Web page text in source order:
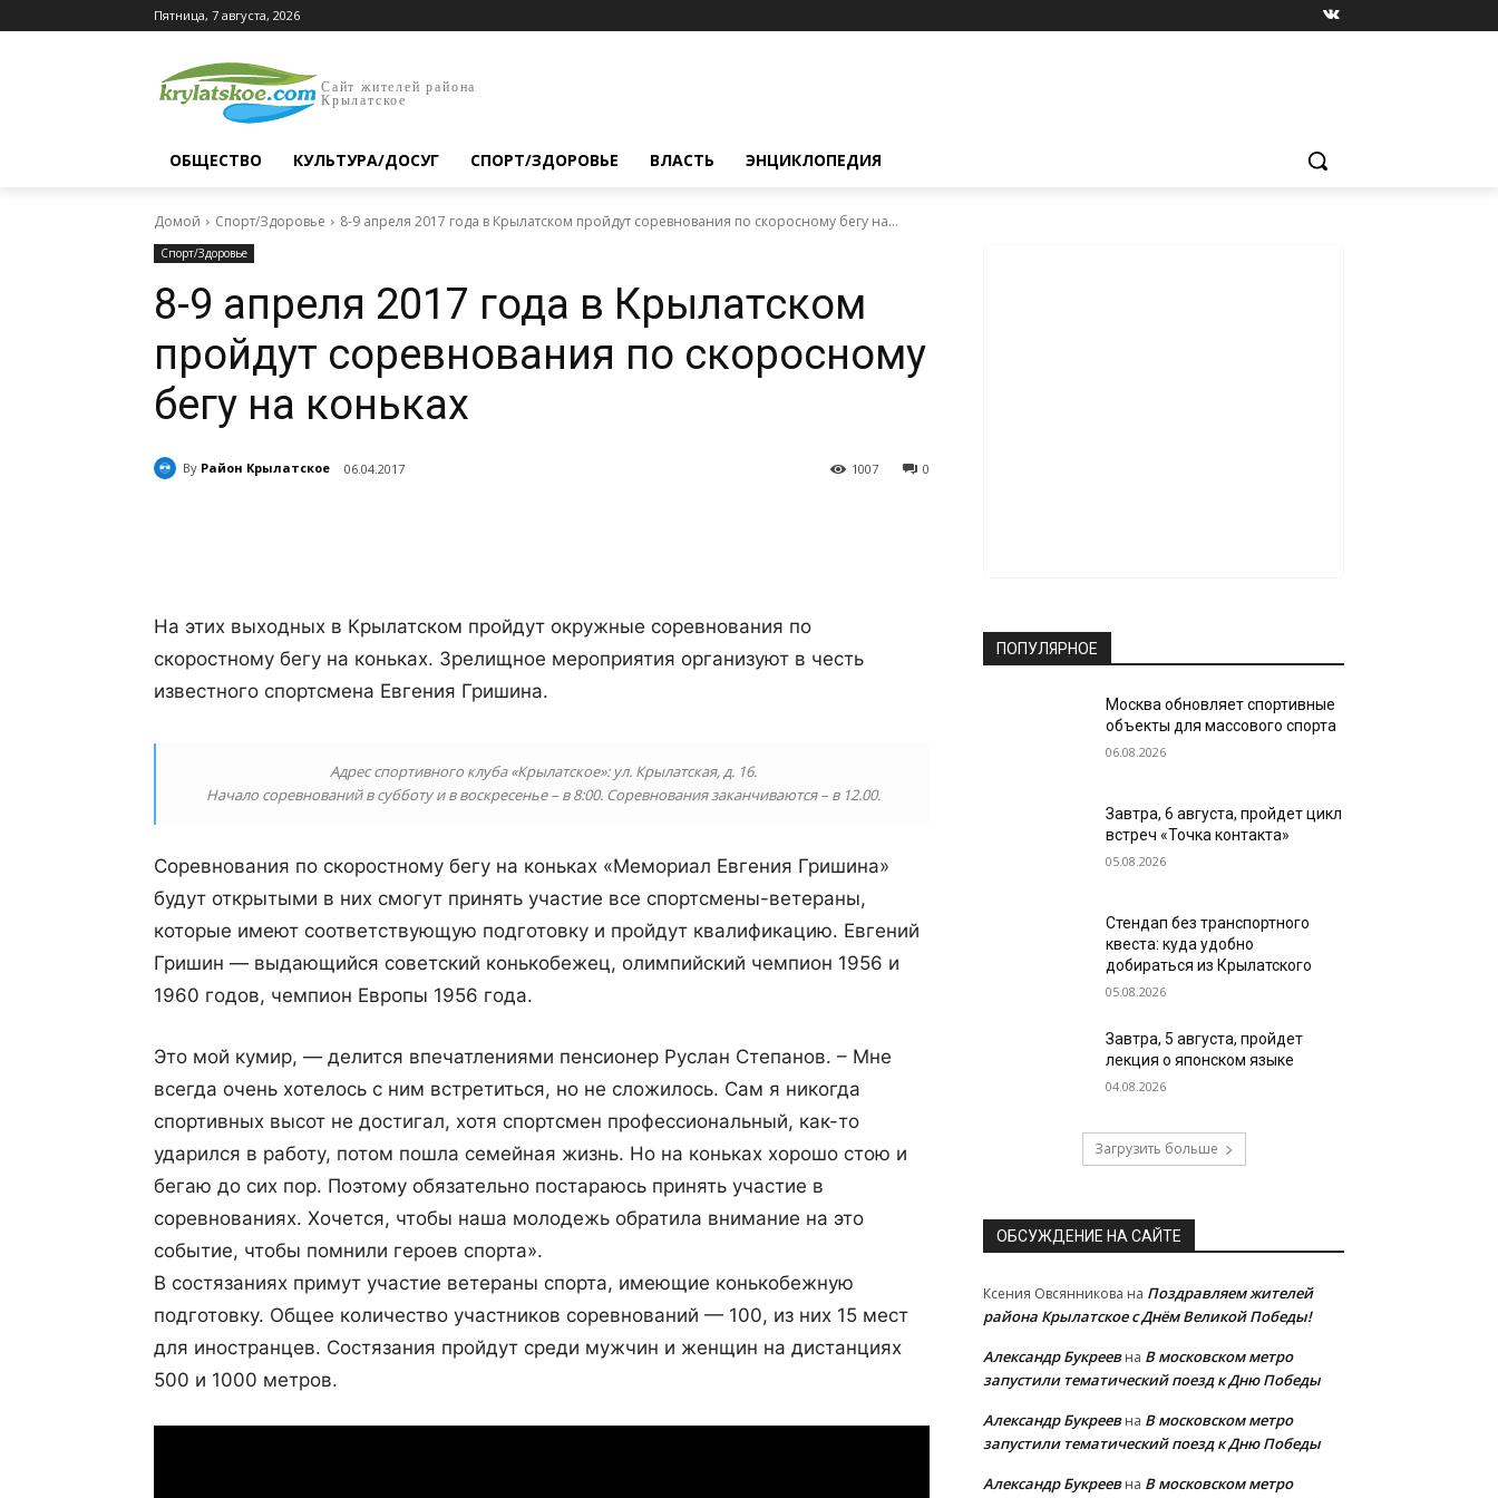
Пятница, 7 августа, 2026
Сайт жителей района
Крылатское
ОБЩЕСТВО КУЛЬТУРА/ДОСУГ СПОРТ/ЗДОРОВЬЕ ВЛАСТЬ ЭНЦИКЛОПЕДИЯ
Домой Спорт/Здоровье 8-9 апреля 2017 года в Крылатском пройдут соревнования по скоросному бегу на...
Спорт/Здоровье
8-9 апреля 2017 года в Крылатском
пройдут соревнования по скоросному
бегу на коньках
By Район Крылатское 06.04.2017 0
1007
На этих выходных в Крылатском пройдут окружные соревнования по
скоростному бегу на коньках. Зрелищное мероприятия организуют в честь
известного спортсмена Евгения Гришина.
Адрес спортивного клуба «Крылатское»: ул. Крылатская, д. 16.
Начало соревнований в субботу и в воскресенье – в 8:00. Соревнования заканчиваются – в 12.00.
Соревнования по скоростному бегу на коньках «Мемориал Евгения Гришина»
будут открытыми в них смогут принять участие все спортсмены-ветераны,
которые имеют соответствующую подготовку и пройдут квалификацию. Евгений
Гришин — выдающийся советский конькобежец, олимпийский чемпион 1956 и
1960 годов, чемпион Европы 1956 года.
Это мой кумир, — делится впечатлениями пенсионер Руслан Степанов. – Мне
всегда очень хотелось с ним встретиться, но не сложилось. Сам я никогда
спортивных высот не достигал, хотя спортсмен профессиональный, как-то
ударился в работу, потом пошла семейная жизнь. Но на коньках хорошо стою и
бегаю до сих пор. Поэтому обязательно постараюсь принять участие в
соревнованиях. Хочется, чтобы наша молодежь обратила внимание на это
событие, чтобы помнили героев спорта».
В состязаниях примут участие ветераны спорта, имеющие конькобежную
подготовку. Общее количество участников соревнований — 100, из них 15 мест
для иностранцев. Состязания пройдут среди мужчин и женщин на дистанциях
500 и 1000 метров.
ПОПУЛЯРНОЕ
Москва обновляет спортивные
объекты для массового спорта
06.08.2026
Завтра, 6 августа, пройдет цикл
встреч «Точка контакта»
05.08.2026
Стендап без транспортного
квеста: куда удобно
добираться из Крылатского
05.08.2026
Завтра, 5 августа, пройдет
лекция о японском языке
04.08.2026
Загрузить больше
ОБСУЖДЕНИЕ НА САЙТЕ
Ксения Овсянникова на Поздравляем жителей
района Крылатское с Днём Великой Победы!
Александр Букреевна В московском метро
запустили тематический поезд к Дню Победы
Александр Букреевна В московском метро
запустили тематический поезд к Дню Победы
Александр Букреевна В московском метро